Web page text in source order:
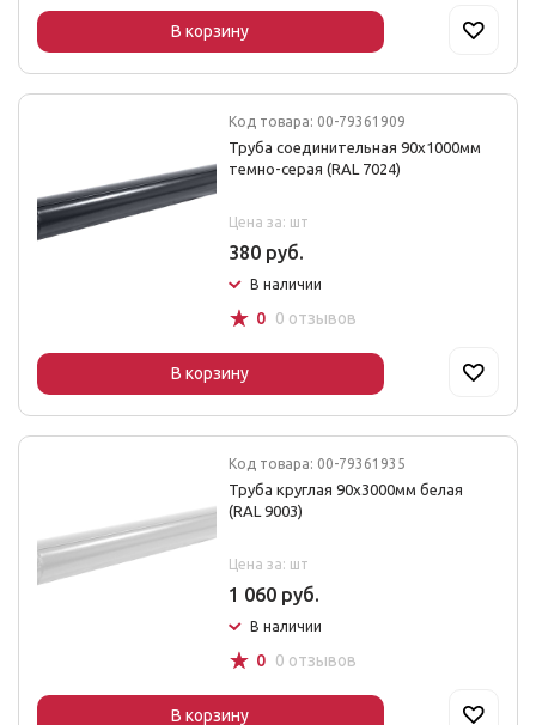
В корзину
Код товара: 00-79361909
Труба соединительная 90х1000мм
темно-серая (RAL 7024)
Цена за: шт
380 руб.
В наличии
☆ 0 0 отзывов
В корзину
Код товара: 00-79361935
Труба круглая 90х3000мм белая
(RAL 9003)
Цена за: шт
1 060 руб.
В наличии
☆ 0 0 отзывов
В корзину